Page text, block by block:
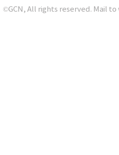
©GCN, All rights reserved. Mail